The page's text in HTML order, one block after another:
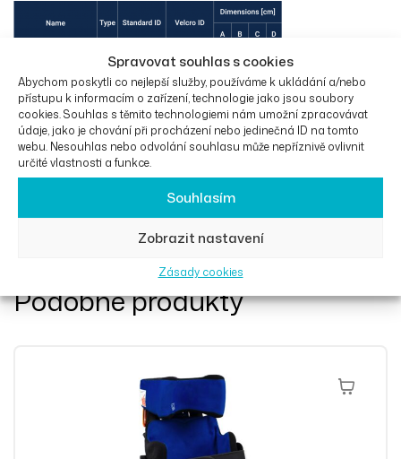
Spravovat souhlas s cookies
Abychom poskytli co nejlepší služby, používáme k ukládání a/nebo
přístupu k informacím o zařízení, technologie jako jsou soubory
cookies. Souhlas s těmito technologiemi nám umožní zpracovávat
údaje, jako je chování při procházení nebo jedinečná ID na tomto
webu. Nesouhlas nebo odvolání souhlasu může nepříznivě ovlivnit
určité vlastnosti a funkce.
Souhlasím
Zobrazit nastavení
Zásady cookies
Další informace
Podobné produkty
Výběr